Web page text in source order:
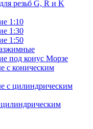
резьб G, R и K
1:10
1:30
1:50
под конус Морзе
с коническим
с цилиндрическим